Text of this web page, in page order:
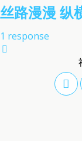
丝路漫漫 纵
1 response